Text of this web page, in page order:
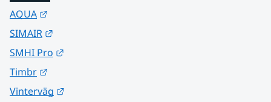
AQUA
SIMAIR
SMHI Pro
Timbr
Vinterväg